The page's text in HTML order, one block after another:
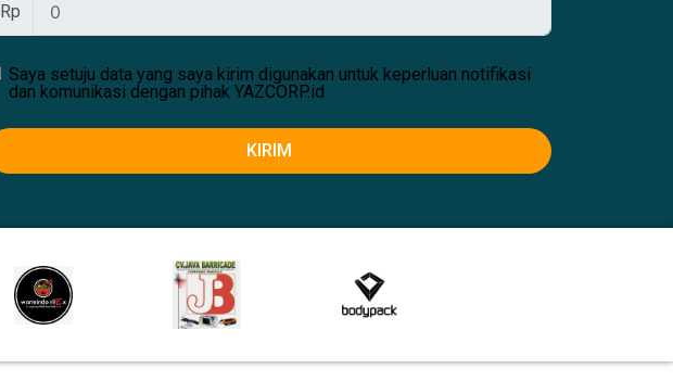
Rp
Saya setuju data yang saya kirim digunakan untuk keperluan notifikasi
dan komunikasi dengan pihak YAZCORP.id
KIRIM